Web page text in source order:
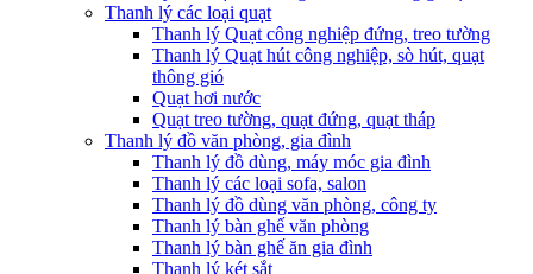
Thanh lý các loại quạt
Thanh lý Quạt công nghiệp đứng, treo tường
Thanh lý Quạt hút công nghiệp, sò hút, quạt
thông gió
Quạt hơi nước
Quạt treo tường, quạt đứng, quạt tháp
Thanh lý đồ văn phòng, gia đình
Thanh lý đồ dùng, máy móc gia đình
Thanh lý các loại sofa, salon
Thanh lý đồ dùng văn phòng, công ty
Thanh lý bàn ghế văn phòng
Thanh lý bàn ghế ăn gia đình
Thanh lý két sắt